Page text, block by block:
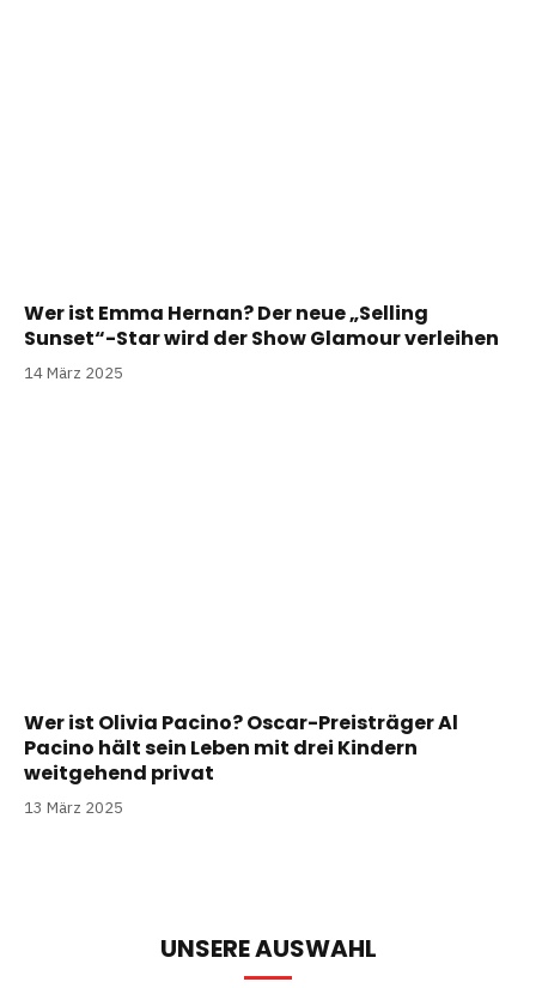
Wer ist Emma Hernan? Der neue „Selling
Sunset“-Star wird der Show Glamour verleihen
14 März 2025
Wer ist Olivia Pacino? Oscar-Preisträger Al
Pacino hält sein Leben mit drei Kindern
weitgehend privat
13 März 2025
UNSERE AUSWAHL